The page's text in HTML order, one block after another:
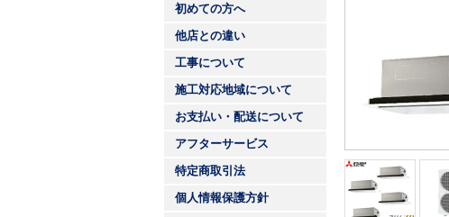
初めての方へ
他店との違い
工事について
施工対応地域について
お支払い・配送について
アフターサービス
特定商取引法
個人情報保護方針